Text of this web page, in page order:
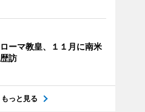
ローマ教皇、１１月に南米
歴訪
もっと見る